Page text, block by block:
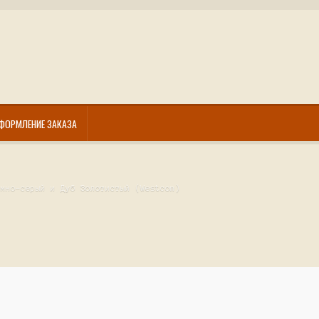
ЗАКАЗА
серый и Дуб Золотистый (Westcom)